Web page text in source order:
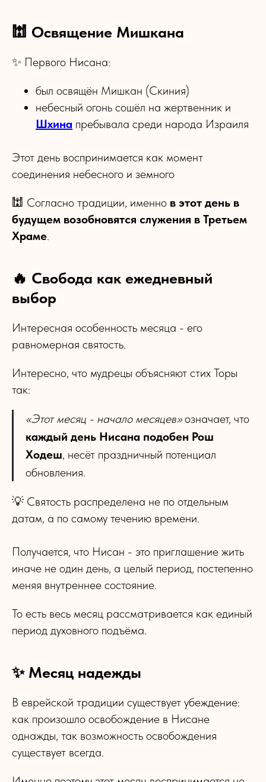
🕍 Освящение Мишкана
✨ Первого Нисана:
был освящён Мишкан (Скиния)
небесный огонь сошёл на жертвенник и
Шхина пребывала среди народа Израиля
Этот день воспринимается как момент
соединения небесного и земного
🕍 Согласно традиции, именно в этот день в
будущем возобновятся служения в Третьем
Храме.
🔥 Свобода как ежедневный
выбор
Интересная особенность месяца - его
равномерная святость.
Интересно, что мудрецы объясняют стих Торы
так:
«Этот месяц - начало месяцев»означает, что
каждый день Нисана подобен Рош
Ходеш, несёт праздничный потенциал
обновления.
💡 Святость распределена не по отдельным
датам, а по самому течению времени.
Получается, что Нисан - это приглашение жить
иначе не один день, а целый период, постепенно
меняя внутреннее состояние.
То есть весь месяц рассматривается как единый
период духовного подъёма.
✨ Месяц надежды
В еврейской традиции существует убеждение:
как произошло освобождение в Нисане
однажды, так возможность освобождения
существует всегда.